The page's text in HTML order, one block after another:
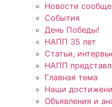
Новости
События
День Победы!
НАПП 35 лет
Статьи,
НАПП
Главная тема
Наши
Объявления и